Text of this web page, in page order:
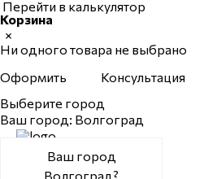
Перейти в калькулятор
Корзина
×
Ни одного товара не выбрано
Оформить
Консультация
Выберите город
Ваш город: Волгоград
Ваш город
Волгоград?
Волгоград